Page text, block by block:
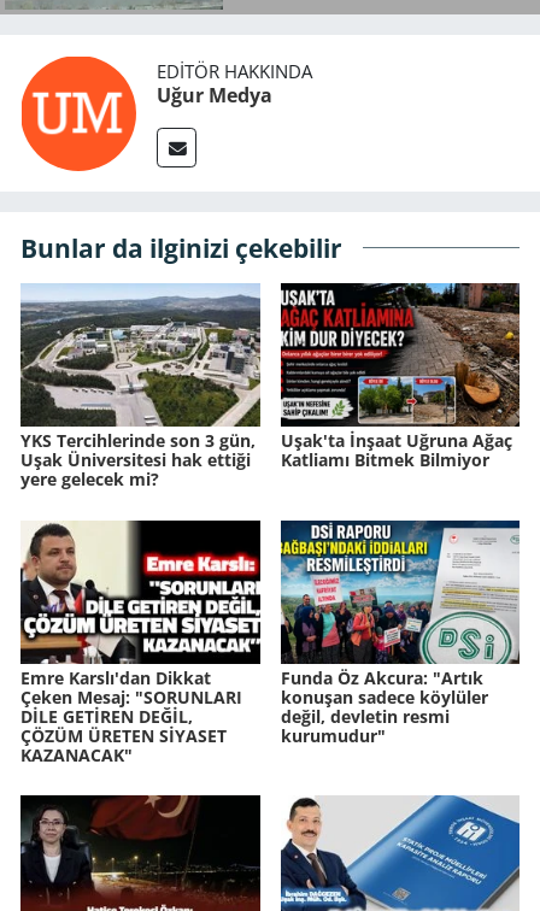
EDITÖR HAKKINDA
Uğur Medya
Bunlar da ilginizi çekebilir
YKS Tercihlerinde son 3 gün,
Uşak Üniversitesi hak ettiği
yere gelecek mi?
Uşak'ta İnşaat Uğruna Ağaç
Katliamı Bitmek Bilmiyor
Emre Karslı'dan Dikkat
Çeken Mesaj: "SORUNLARI
DİLE GETİREN DEĞİL,
ÇÖZÜM ÜRETEN SİYASET
KAZANACAK"
Funda Öz Akcura: "Artık
konuşan sadece köylüler
değil, devletin resmi
kurumudur"